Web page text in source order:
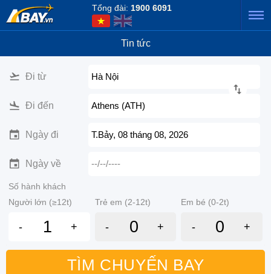
Tổng đài: 1900 6091
Tin tức
Đi từ Hà Nội
Đi đến Athens (ATH)
Ngày đi T.Bảy, 08 tháng 08, 2026
Ngày về --/--/----
Số hành khách
Người lớn (≥12t)
Trẻ em (2-12t) Em bé (0-2t)
- + - + - +
TÌM CHUYẾN BAY